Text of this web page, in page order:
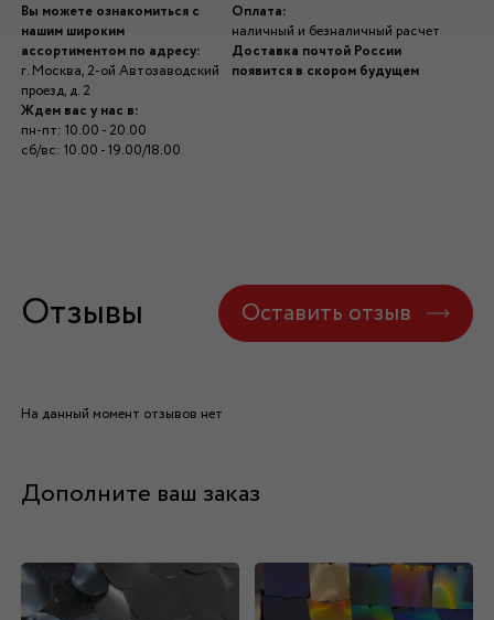
Вы можете ознакомиться с
нашим широким
ассортиментом по адресу:
г. Москва, 2-ой Автозаводский
проезд, д. 2
Ждем вас у нас в:
пн-пт: 10.00 - 20.00
сб/вс: 10.00 - 19.00/18.00
Оплата:
наличный и безналичный расчет
Доставка почтой России
появится в скором будущем
Отзывы Оставить отзыв
На данный момент отзывов нет
Дополните ваш заказ